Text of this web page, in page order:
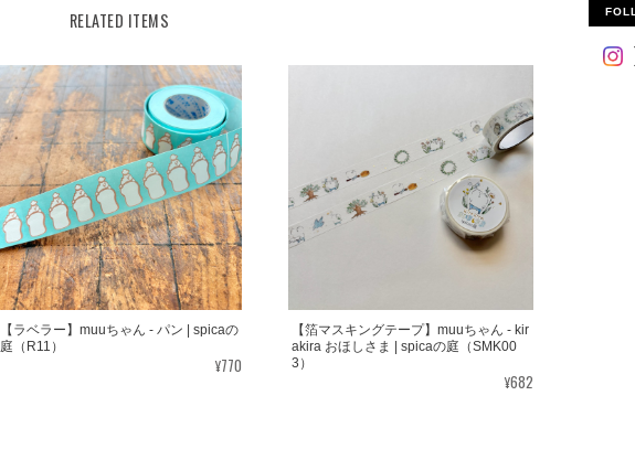
RELATED ITEMS
【ラベラー】muuちゃん - パン | spicaの
庭（R11）
¥770
【箔マスキングテープ】muuちゃん - kir
akira おほしさま | spicaの庭（SMK00
3）
¥682